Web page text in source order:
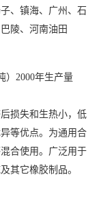
、镇海、广州、石
陵、河南油田
）2000年生产量
损失和生热小，低
等优点。为通用合
合使用。广泛用于
其它橡胶制品。